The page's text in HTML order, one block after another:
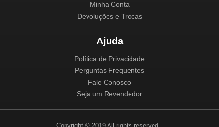
Minha Conta
Devoluções e Trocas
Ajuda
Política de Privacidade
Perguntas Frequentes
Fale Conosco
Seja um Revendedor
Copyright © 2019 All rights reserved.